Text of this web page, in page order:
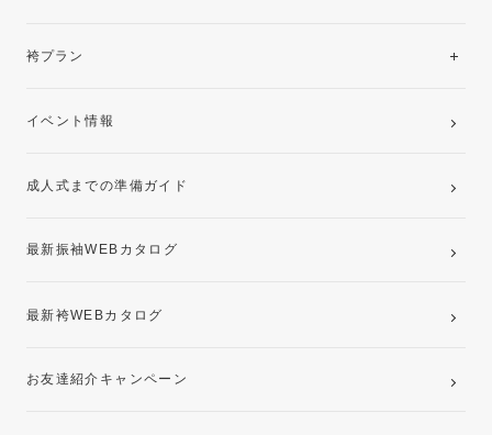
レンタルプラン
袴プラン
卒業袴レンタルプラン
イベント情報
成人式までの準備ガイド
最新振袖WEBカタログ
最新袴WEBカタログ
お友達紹介キャンペーン